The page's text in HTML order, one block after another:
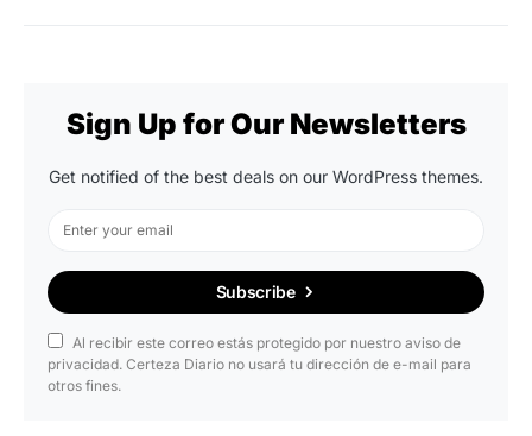
Sign Up for Our Newsletters
Get notified of the best deals on our WordPress themes.
Subscribe
Al recibir este correo estás protegido por nuestro aviso de
privacidad. Certeza Diario no usará tu dirección de e-mail para
otros fines.